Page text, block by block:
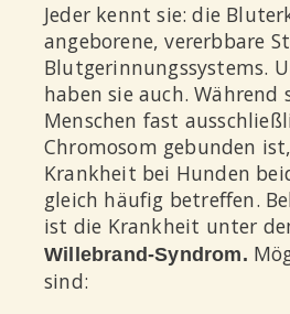
Jeder kennt sie: die
angeborene, vererbbare
Blutgerinnungssystems.
haben sie auch. Während
Menschen fast
Chromosom gebunden
Krankheit bei Hunden
gleich häufig betreffen.
ist die Krankheit unter
Willebrand-Syndrom.
sind: